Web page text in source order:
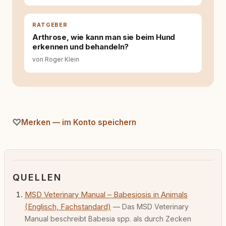
RATGEBER
Arthrose, wie kann man sie beim Hund
erkennen und behandeln?
von Roger Klein
Merken — im Konto speichern
QUELLEN
MSD Veterinary Manual – Babesiosis in Animals
(Englisch, Fachstandard) — Das MSD Veterinary
Manual beschreibt Babesia spp. als durch Zecken